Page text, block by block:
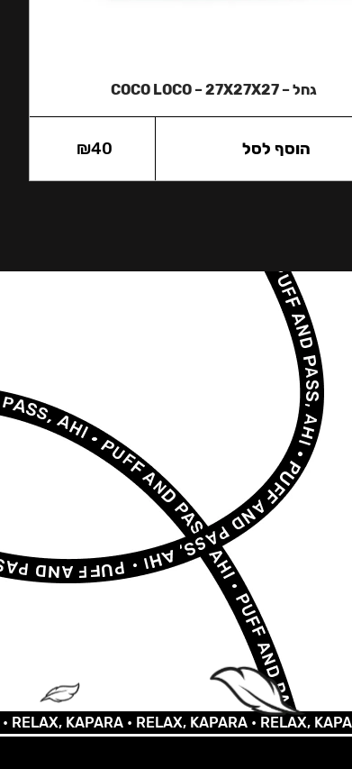
גחל – COCO LOCO – 27X27X27
₪40 הוסף לסל
KAPARA •RELAX, KAPARA •RELAX, KAPARA •